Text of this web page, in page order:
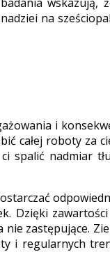
na
i
całej roboty za
nadmiar
Dzięki
zastępujące.
i regularnych